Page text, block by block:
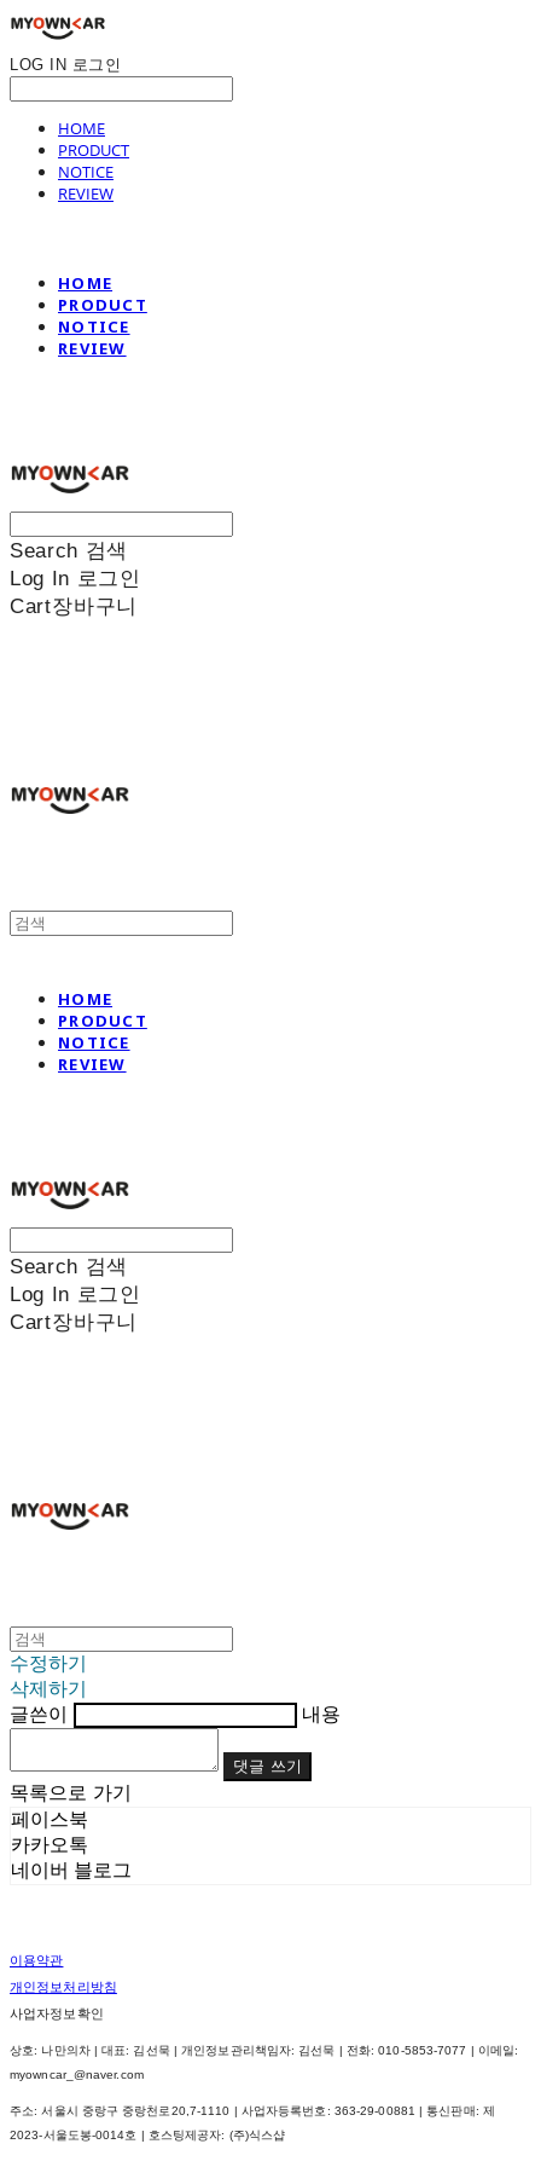
LOG IN 로그인
HOME
PRODUCT
NOTICE
REVIEW
HOME
PRODUCT
NOTICE
REVIEW
Search 검색
Log In 로그인
Cart장바구니
HOME
PRODUCT
NOTICE
REVIEW
Search 검색
Log In 로그인
Cart장바구니
수정하기
삭제하기
글쓴이
내용
댓글 쓰기
목록으로 가기
페이스북
카카오톡
네이버 블로그
이용약관
개인정보처리방침
사업자정보확인
상호: 나만의차 | 대표: 김선묵 | 개인정보관리책임자: 김선묵 | 전화: 010-5853-7077 | 이메일:
myowncar_@naver.com
주소: 서울시 중랑구 중랑천로20,7-1110 | 사업자등록번호: 363-29-00881 | 통신판매: 제
2023-서울도봉-0014호
| 호스팅제공자: (주)식스샵